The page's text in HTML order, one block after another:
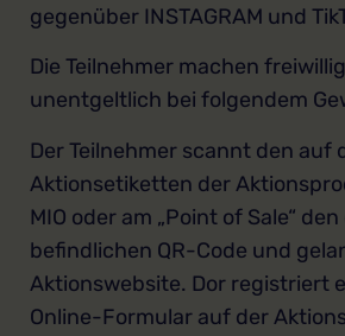
gegenüber INSTAGRAM und
Die Teilnehmer machen
unentgeltlich bei folgendem
Der Teilnehmer scannt den auf
Aktionsetiketten der
MIO oder am „Point of Sale“
befindlichen QR-Code und
Aktionswebsite. Dor registriert
Online-Formular auf der